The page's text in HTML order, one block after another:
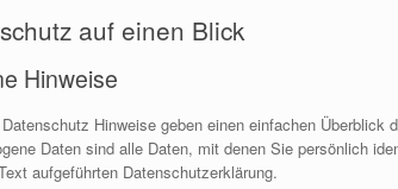
auf einen Blick
Hinweise
Hinweise geben einen einfachen
Daten sind alle Daten, mit denen Sie persönlich
aufgeführten Datenschutzerklärung.